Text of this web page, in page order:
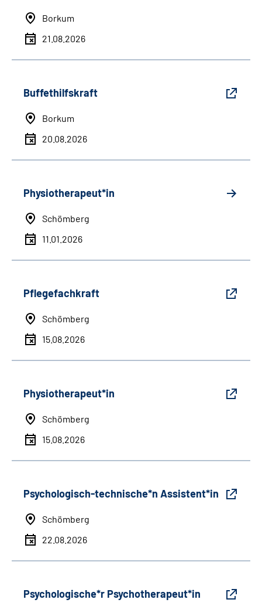
Borkum
21.08.2026
Buffethilfskraft
Borkum
20.08.2026
Physiotherapeut*in
Schömberg
11.01.2026
Pflegefachkraft
Schömberg
15.08.2026
Physiotherapeut*in
Schömberg
15.08.2026
Psychologisch-technische*n Assistent*in
Schömberg
22.08.2026
Psychologische*r Psychotherapeut*in